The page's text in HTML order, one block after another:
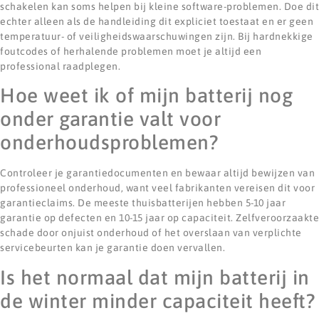
schakelen kan soms helpen bij kleine software-problemen. Doe dit
echter alleen als de handleiding dit expliciet toestaat en er geen
temperatuur- of veiligheidswaarschuwingen zijn. Bij hardnekkige
foutcodes of herhalende problemen moet je altijd een
professional raadplegen.
Hoe weet ik of mijn batterij nog
onder garantie valt voor
onderhoudsproblemen?
Controleer je garantiedocumenten en bewaar altijd bewijzen van
professioneel onderhoud, want veel fabrikanten vereisen dit voor
garantieclaims. De meeste thuisbatterijen hebben 5-10 jaar
garantie op defecten en 10-15 jaar op capaciteit. Zelfveroorzaakte
schade door onjuist onderhoud of het overslaan van verplichte
servicebeurten kan je garantie doen vervallen.
Is het normaal dat mijn batterij in
de winter minder capaciteit heeft?